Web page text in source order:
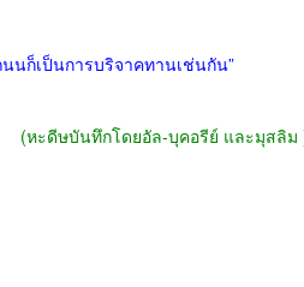
นก็เป็นการบริจาคทานเช่นกัน”
(หะดีษบันทึกโดยอัล-บุคอรีย์ และมุสลิม